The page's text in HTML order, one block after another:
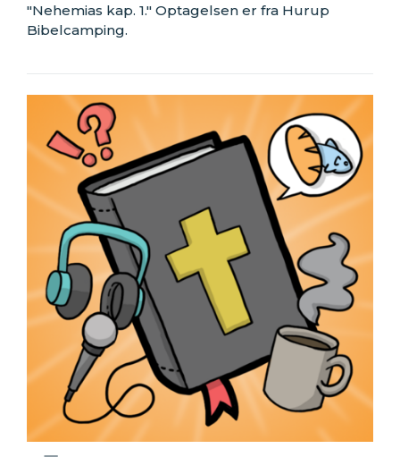
"Nehemias kap. 1." Optagelsen er fra Hurup
Bibelcamping.